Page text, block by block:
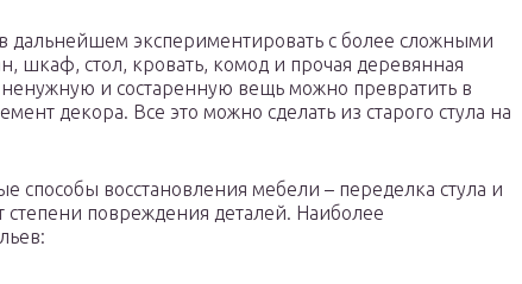
экспериментировать с более сложными
шкаф, стол, кровать, комод и прочая деревянная
и состаренную вещь можно превратить в
декора. Все это можно сделать из старого стула на
способы восстановления мебели – переделка стула и
степени повреждения деталей. Наиболее